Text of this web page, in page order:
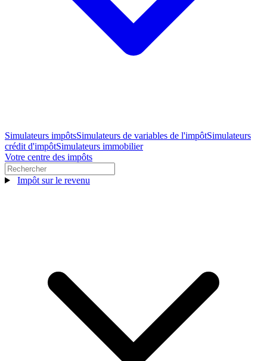
Simulateurs impôtsSimulateurs de variables de l'impôtSimulateurs
crédit d'impôtSimulateurs immobilier
Votre centre des impôts
Impôt sur le revenu